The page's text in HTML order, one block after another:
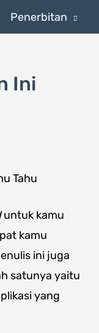
Penerbitan
Ini
untuk kamu
kamu
ini juga
satunya yaitu
yang